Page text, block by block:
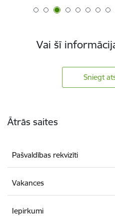
Vai šī
Sniegt
Ātrās saites
Pašvaldības rekvizīti
Vakances
Iepirkumi